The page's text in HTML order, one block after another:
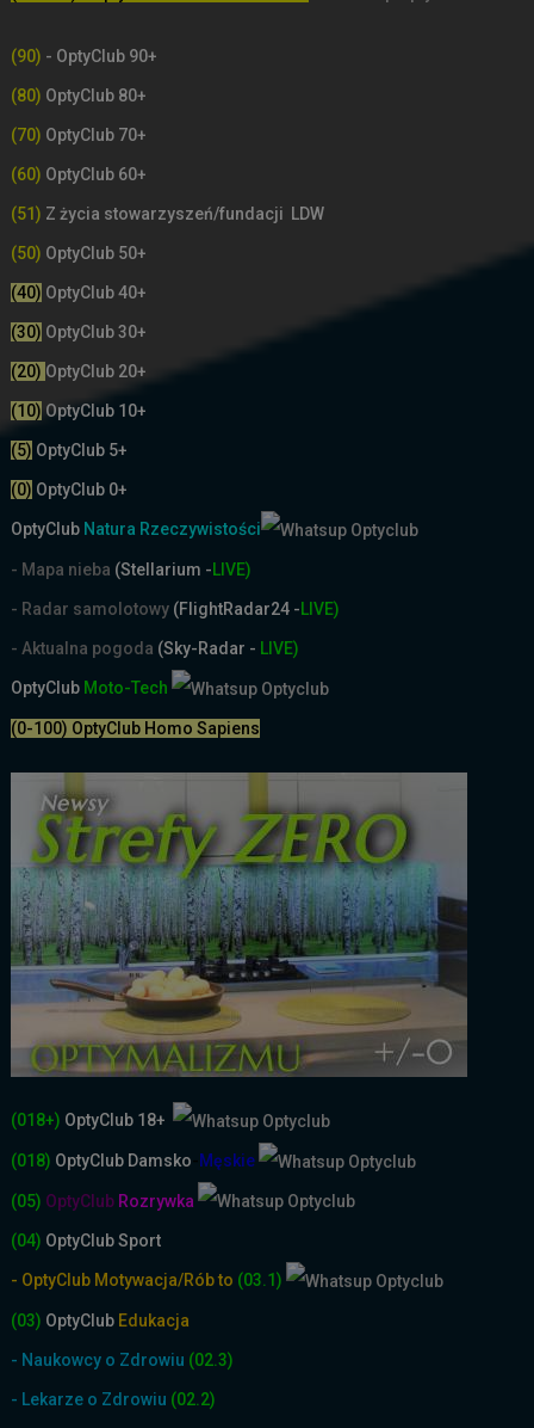
(90) - OptyClub 90+
(80) OptyClub 80+
(70) OptyClub 70+
(60) OptyClub 60+
(51) Z życia stowarzyszeń/fundacji LDW
(50) OptyClub 50+
(40) OptyClub 40+
(30) OptyClub 30+
(20) OptyClub 20+
(10) OptyClub 10+
(5) OptyClub 5+
(0) OptyClub 0+
OptyClub Natura Rzeczywistości
- Mapa nieba (Stellarium -LIVE)
- Radar samolotowy (FlightRadar24 -LIVE)
- Aktualna pogoda (Sky-Radar - LIVE)
OptyClub Moto-Tech
(0-100) OptyClub Homo Sapiens
(018+) OptyClub 18+
(018) OptyClub Damsko Męskie
(05) OptyClub Rozrywka
(04) OptyClub Sport
- OptyClub Motywacja/Rób to (03.1)
(03) OptyClub Edukacja
- Naukowcy o Zdrowiu (02.3)
- Lekarze o Zdrowiu (02.2)